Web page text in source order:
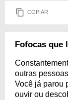
COPIAR
Fofocas que
outras
Você já parou
ouvir ou